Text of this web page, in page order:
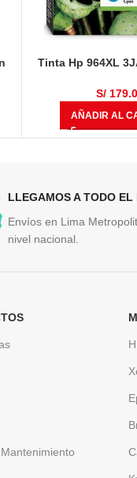
Tinta Hp 964XL
9018,
S/
AÑADIR AL
LLEGAMOS A TODO EL
Envíos en Lima
nivel nacional.